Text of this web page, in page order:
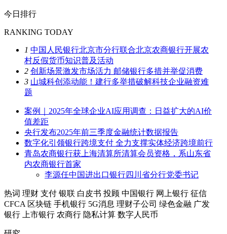
今日排行
RANKING TODAY
1 中国人民银行北京市分行联合北京农商银行开展农
村反假货币知识普及活动
2 创新场景激发市场活力 邮储银行多措并举促消费
3 山城科创添动能！建行多举措破解科技企业融资难
题
案例｜2025年全球企业AI应用调查：日益扩大的AI价
值差距
央行发布2025年前三季度金融统计数据报告
数字化引领银行跨境支付 全力支撑实体经济跨境前行
青岛农商银行获上海清算所清算会员资格，系山东省
内农商银行首家
李源任中国进出口银行四川省分行党委书记
热词 理财 支付 银联 白皮书 投顾 中国银行 网上银行 征信
CFCA 区块链 手机银行 5G消息 理财子公司 绿色金融 广发
银行
上市银行 农商行 隐私计算 数字人民币